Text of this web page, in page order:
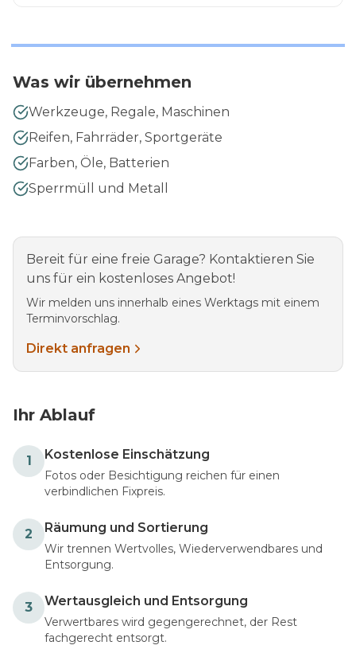
Was wir übernehmen
Werkzeuge, Regale, Maschinen
Reifen, Fahrräder, Sportgeräte
Farben, Öle, Batterien
Sperrmüll und Metall
Bereit für eine freie Garage? Kontaktieren Sie
uns für ein kostenloses Angebot!
Wir melden uns innerhalb eines Werktags mit einem
Terminvorschlag.
Direkt anfragen
Ihr Ablauf
1 Kostenlose Einschätzung
Fotos oder Besichtigung reichen für einen
verbindlichen Fixpreis.
2 Räumung und Sortierung
Wir trennen Wertvolles, Wiederverwendbares und
Entsorgung.
3 Wertausgleich und Entsorgung
Verwertbares wird gegengerechnet, der Rest
fachgerecht entsorgt.